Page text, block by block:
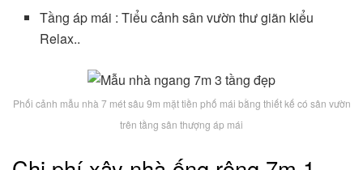
Tầng áp mái : Tiểu cảnh sân vườn thư giãn kiểu
Relax..
Phối cảnh mẫu nhà 7 mét sâu 9m mặt tiền phố mái bằng thiết kế có sân vườn
trên tầng sân thượng áp mái